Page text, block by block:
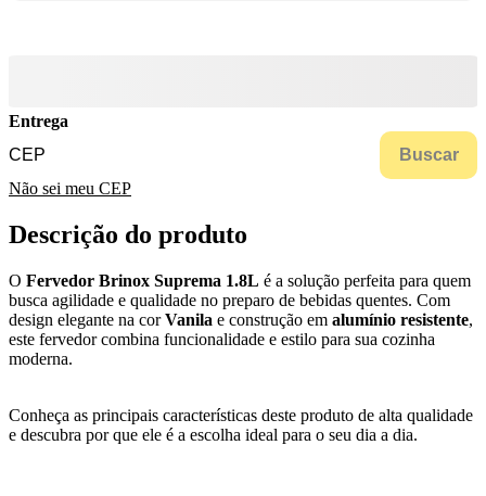
Entrega
Buscar
Não sei meu CEP
Descrição do produto
O Fervedor Brinox Suprema 1.8L é a solução perfeita para quem
busca agilidade e qualidade no preparo de bebidas quentes. Com
design elegante na corVanila e construção em alumínio resistente,
este fervedor combina funcionalidade e estilo para sua cozinha
moderna.
Conheça as principais características deste produto de alta qualidade
e descubra por que ele é a escolha ideal para o seu dia a dia.